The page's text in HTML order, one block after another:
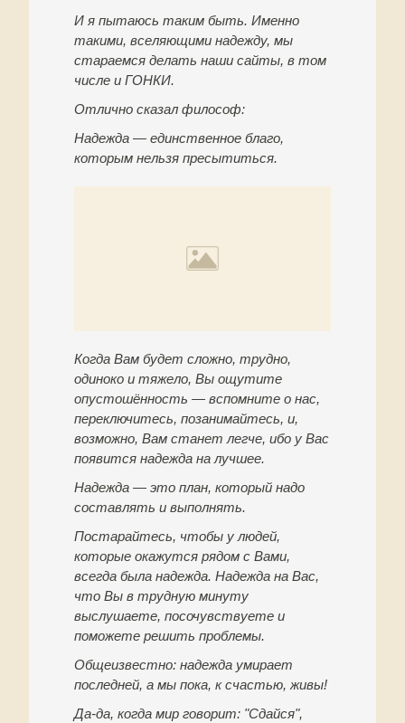
И я пытаюсь таким быть. Именно
такими, вселяющими надежду, мы
стараемся делать наши сайты, в том
числе и ГОНКИ.
Отлично сказал философ:
Надежда — единственное благо,
которым нельзя пресытиться.
Когда Вам будет сложно, трудно,
одиноко и тяжело, Вы ощутите
опустошённость — вспомните о нас,
переключитесь, позанимайтесь, и,
возможно, Вам станет легче, ибо у Вас
появится надежда на лучшее.
Надежда — это план, который надо
составлять и выполнять.
Постарайтесь, чтобы у людей,
которые окажутся рядом с Вами,
всегда была надежда. Надежда на Вас,
что Вы в трудную минуту
выслушаете, посочувствуете и
поможете решить проблемы.
Общеизвестно: надежда умирает
последней, а мы пока, к счастью, живы!
Да-да, когда мир говорит: "Сдайся",